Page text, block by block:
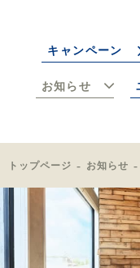
キャンペーン
お知らせ
トップページ お知らせ